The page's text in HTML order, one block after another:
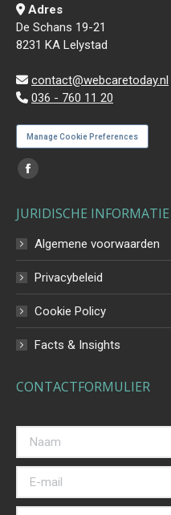
Adres
De Schans 19-21
8231 KA Lelystad
contact@webcaretoday.nl
036 - 760 11 20
Manage Cookie Preferences
Vind ons op:
Facebook
opens
in
new
window
JURIDISCHE INFORMATIE
Algemene voorwaarden
Privacybeleid
Cookie Policy
Facts & Insights
CONTACTFORMULIER